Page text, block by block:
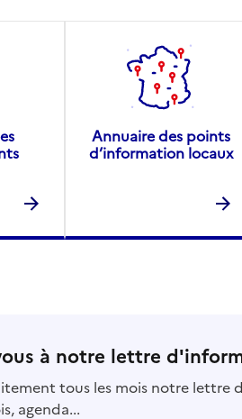
Annuaire des points
d’information locaux
à notre lettre
tous les mois notre lettre
agenda...